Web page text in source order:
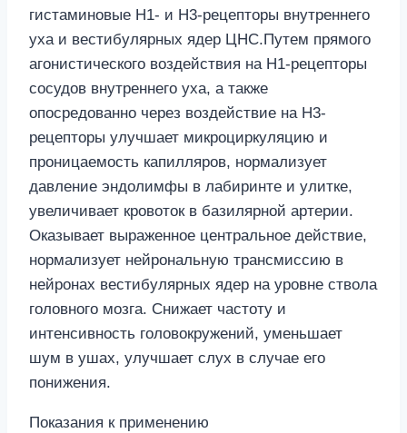
гистаминовые H1- и H3-рецепторы внутреннего
уха и вестибулярных ядер ЦНС.Путем прямого
агонистического воздействия на Н1-рецепторы
сосудов внутреннего уха, а также
опосредованно через воздействие на Н3-
рецепторы улучшает микроциркуляцию и
проницаемость капилляров, нормализует
давление эндолимфы в лабиринте и улитке,
увеличивает кровоток в базилярной артерии.
Оказывает выраженное центральное действие,
нормализует нейрональную трансмиссию в
нейронах вестибулярных ядер на уровне ствола
головного мозга. Снижает частоту и
интенсивность головокружений, уменьшает
шум в ушах, улучшает слух в случае его
понижения.
Показания к применению